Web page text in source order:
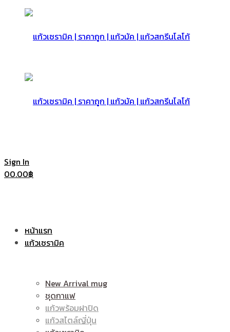
ราคา
Sign In
00.00฿
หน้าแรก
แก้วเซรามิค
New Arrival mug
ชุดกาแฟ
แก้วพร้อมฝาปิด
แก้วสไตล์ญี่ปุ่น